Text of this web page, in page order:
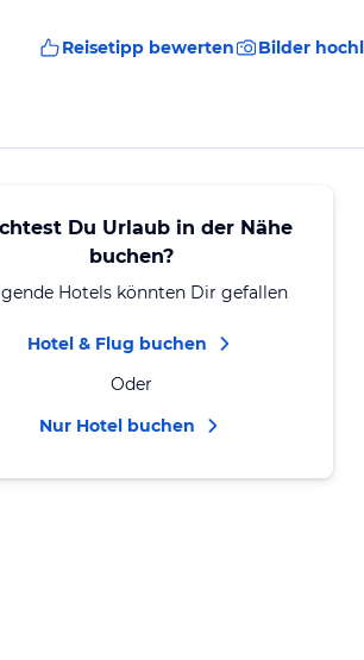
Reisetipp bewerten Bilder
Du Urlaub in der Nähe
buchen?
Hotels könnten Dir gefallen
Hotel & Flug buchen
Oder
Nur Hotel buchen